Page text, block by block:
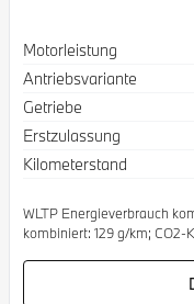
Spezifikation
Motorleistung
Antriebsvariante
Getriebe
Erstzulassung
Kilometerstand
WLTP Energieverbrauch
kombiniert: 129 g/km; CO2-